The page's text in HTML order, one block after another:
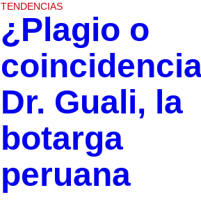
TENDENCIAS
¿Plagio o
Dr. Guali, la
botarga
peruana